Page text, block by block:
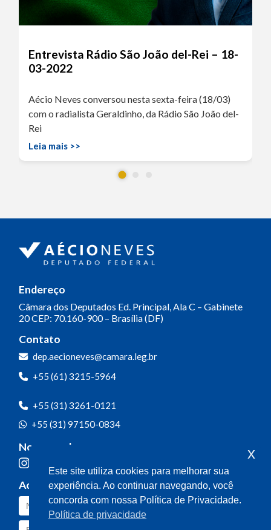
Entrevista Rádio São João del-Rei – 18-
03-2022
Aécio Neves conversou nesta sexta-feira (18/03)
com o radialista Geraldinho, da Rádio São João del-
Rei
Leia mais >>
Endereço
Câmara dos Deputados Ed. Principal, Ala C – Gabinete
20CEP: 70.160-900 – Brasília (DF)
Contato
dep.aecioneves@camara.leg.br
+55 (61) 3215-5964
+55 (31) 3261-0121
+55 (31) 97150-0834
Nossas redes
Acompanhe o meu mandato
Este site utiliza cookies para melhorar sua
experiência. Ao continuar navegando, você
concorda com nossa Política de Privacidade.
Política de privacidade
x